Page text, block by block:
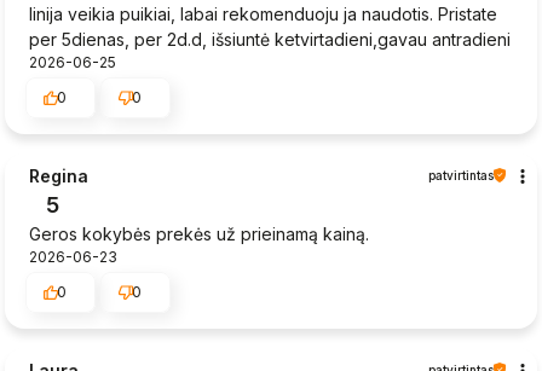
linija veikia puikiai, labai rekomenduoju ja naudotis. Pristate
per 5dienas, per 2d.d, išsiuntė ketvirtadieni,gavau antradieni
2026-06-25
0
0
Regina patvirtintas
5
Geros kokybės prekės už prieinamą kainą.
2026-06-23
0
0